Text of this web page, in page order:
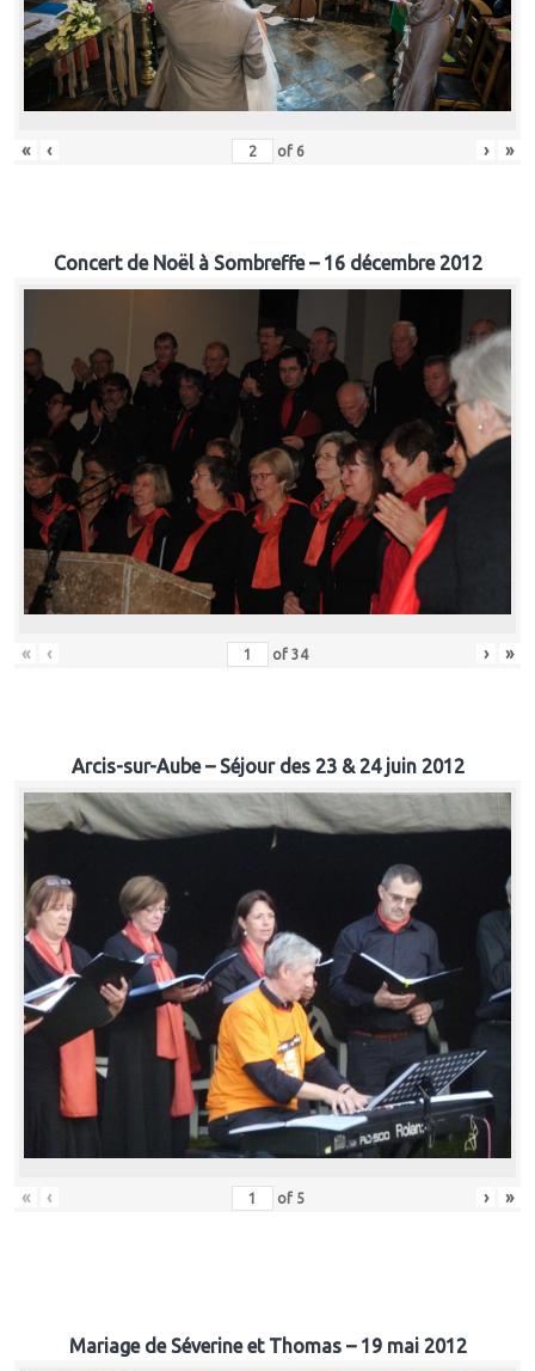
« ‹ of 6 › »
Concert de Noël à Sombreffe – 16 décembre 2012
« ‹ of 34 › »
Arcis-sur-Aube – Séjour des 23 & 24 juin 2012
« ‹ of 5 › »
Mariage de Séverine et Thomas – 19 mai 2012